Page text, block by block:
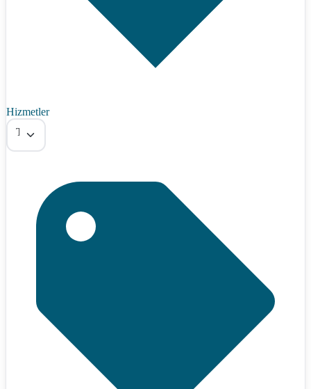
Hizmetler
Tümü